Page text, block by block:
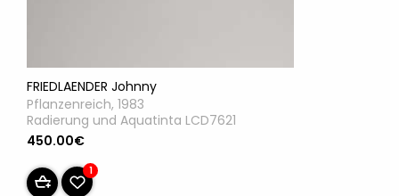
FRIEDLAENDER Johnny
Pflanzenreich, 1983
Radierung und Aquatinta LCD7621
450.00€
1